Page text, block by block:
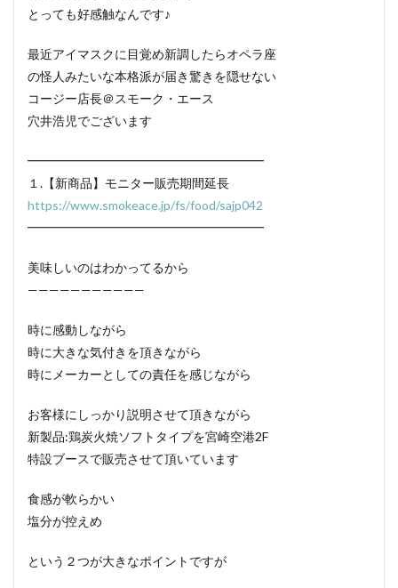
とっても好感触なんです♪
最近アイマスクに目覚め新調したらオペラ座
の怪人みたいな本格派が届き驚きを隠せない
コージー店長＠スモーク・エース
穴井浩児でございます
━━━━━━━━━━━━━━━━━━━
１.【新商品】モニター販売期間延長
https://www.smokeace.jp/fs/food/sajp042
━━━━━━━━━━━━━━━━━━━
美味しいのはわかってるから
———————————
時に感動しながら
時に大きな気付きを頂きながら
時にメーカーとしての責任を感じながら
お客様にしっかり説明させて頂きながら
新製品:鶏炭火焼ソフトタイプを宮崎空港2F
特設ブースで販売させて頂いています
食感が軟らかい
塩分が控えめ
という２つが大きなポイントですが